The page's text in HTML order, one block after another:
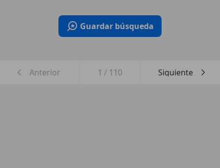
Guardar búsqueda
Anterior 1 / 110 Siguiente